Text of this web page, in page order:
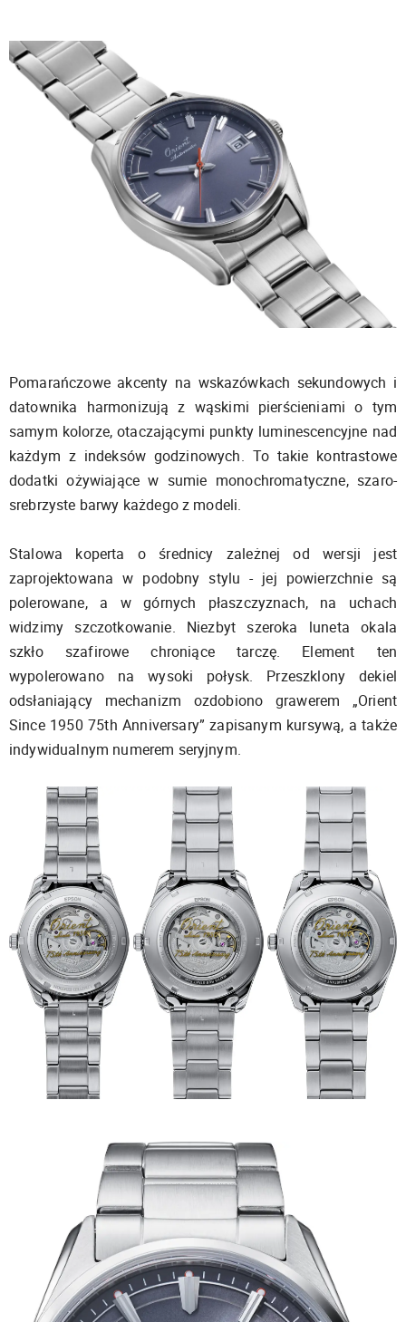
Pomarańczowe akcenty na wskazówkach sekundowych i
datownika harmonizują z wąskimi pierścieniami o tym
samym kolorze, otaczającymi punkty luminescencyjne nad
każdym z indeksów godzinowych. To takie kontrastowe
dodatki ożywiające w sumie monochromatyczne, szaro-
srebrzyste barwy każdego z modeli.
Stalowa koperta o średnicy zależnej od wersji jest
zaprojektowana w podobny stylu - jej powierzchnie są
polerowane, a w górnych płaszczyznach, na uchach
widzimy szczotkowanie. Niezbyt szeroka luneta okala
szkło szafirowe chroniące tarczę. Element ten
wypolerowano na wysoki połysk. Przeszklony dekiel
odsłaniający mechanizm ozdobiono grawerem „Orient
Since 1950 75th Anniversary” zapisanym kursywą, a także
indywidualnym numerem seryjnym.